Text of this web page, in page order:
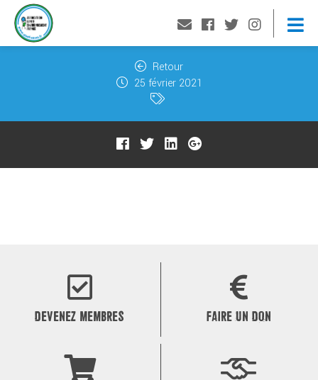
Retour
25 février 2021
DEVENEZ MEMBRES FAIRE UN DON